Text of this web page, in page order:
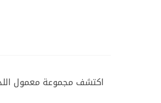
اكتشف مجموعة معمول